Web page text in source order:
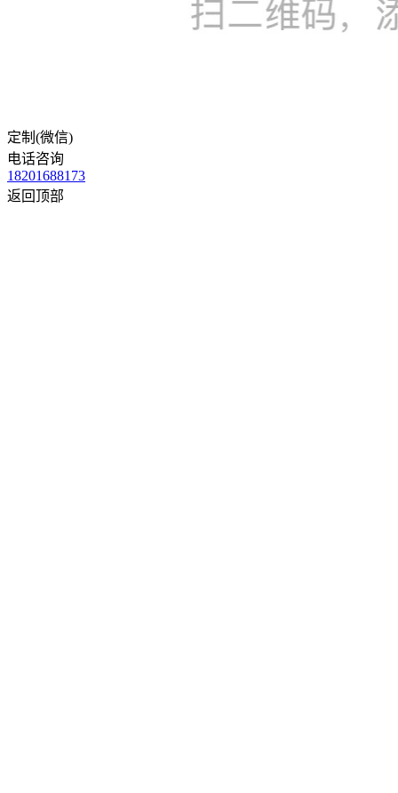
定制(微信)
电话咨询
18201688173
返回顶部